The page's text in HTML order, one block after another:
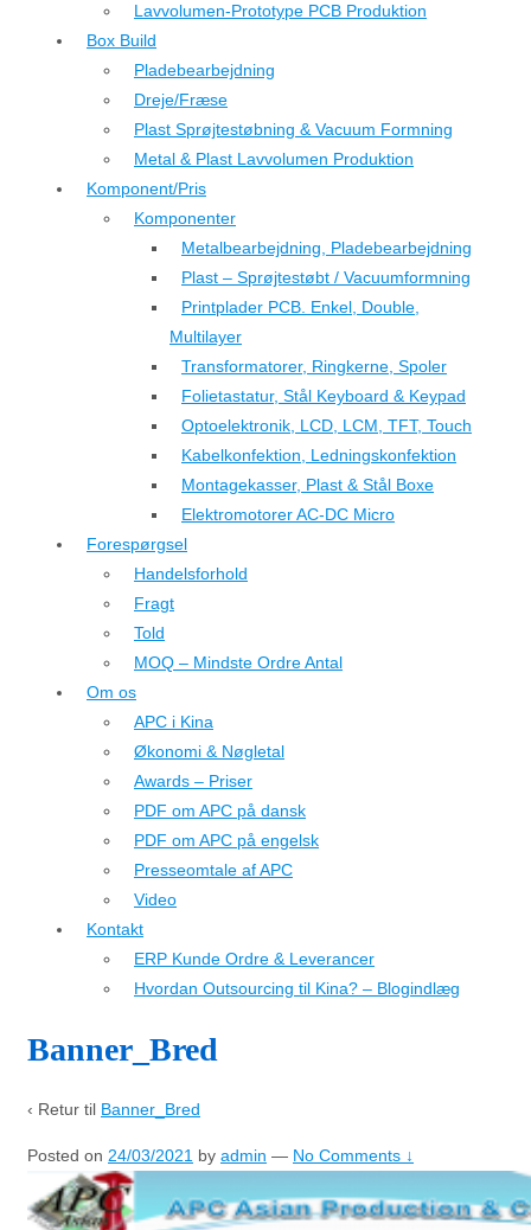
Lavvolumen-Prototype PCB Produktion
Box Build
Pladebearbejdning
Dreje/Fræse
Plast Sprøjtestøbning & Vacuum Formning
Metal & Plast Lavvolumen Produktion
Komponent/Pris
Komponenter
Metalbearbejdning, Pladebearbejdning
Plast – Sprøjtestøbt / Vacuumformning
Printplader PCB. Enkel, Double,
Multilayer
Transformatorer, Ringkerne, Spoler
Folietastatur, Stål Keyboard & Keypad
Optoelektronik, LCD, LCM, TFT, Touch
Kabelkonfektion, Ledningskonfektion
Montagekasser, Plast & Stål Boxe
Elektromotorer AC-DC Micro
Forespørgsel
Handelsforhold
Fragt
Told
MOQ – Mindste Ordre Antal
Om os
APC i Kina
Økonomi & Nøgletal
Awards – Priser
PDF om APC på dansk
PDF om APC på engelsk
Presseomtale af APC
Video
Kontakt
ERP Kunde Ordre & Leverancer
Hvordan Outsourcing til Kina? – Blogindlæg
Banner_Bred
‹ Retur til Banner_Bred
Posted on 24/03/2021 by admin — No Comments ↓